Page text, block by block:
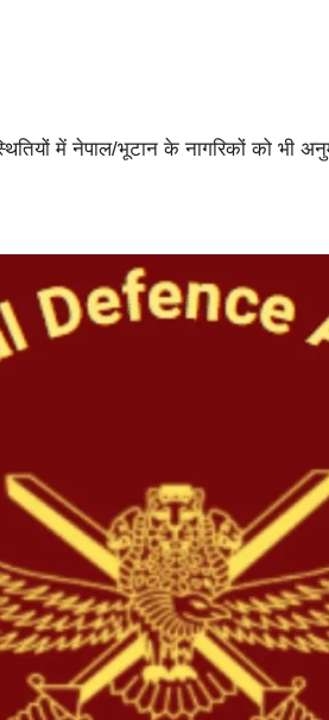
में नेपाल/भूटान के नागरिकों को